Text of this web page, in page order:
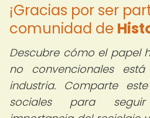
¡Gracias por ser
comunidad de
Descubre cómo el papel
no convencionales
industria. Comparte
sociales para